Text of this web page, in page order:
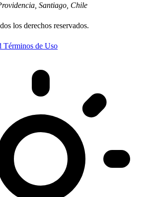
Santiago, Chile
los derechos reservados.
Términos de Uso